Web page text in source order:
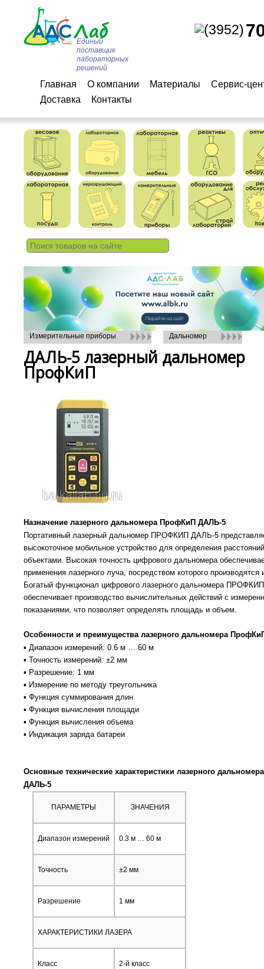
(3952)
Единый
поставщик
лабораторных
решений
Главная О компании Материалы
Сервис-
Доставка
Контакты
Измерительные приборы Дальномер
ДАЛЬ-5 лазерный дальномер
ПрофКиП
Назначение лазерного дальномера ПрофКиП ДАЛЬ-5
Портативный лазерный дальномер ПРОФКИП ДАЛЬ-5
высокоточное мобильное устройство для определения
объектами. Высокая точность цифрового дальномера
применения лазерного луча, посредством которого производятся
Богатый функционал цифрового лазерного дальномера
обеспечивает производство вычислительных действий с
показаниями, что позволяет определять площадь и объем.
Особенности и преимущества лазерного дальномера
▪ Диапазон измерений: 0.6 м … 60 м
▪ Точность измерений: ±2 мм
▪ Разрешение: 1 мм
▪ Измерение по методу треугольника
▪ Функция суммирования длин
▪ Функция вычисления площади
▪ Функция вычисления объема
▪ Индикация заряда батареи
Основные технические характеристики лазерного
ДАЛЬ-5
ПАРАМЕТРЫ ЗНАЧЕНИЯ
Диапазон измерений 0.3 м … 60 м
Точность ±2 мм
Разрешение 1 мм
ХАРАКТЕРИСТИКИ ЛАЗЕРА
Класс 2-й класс